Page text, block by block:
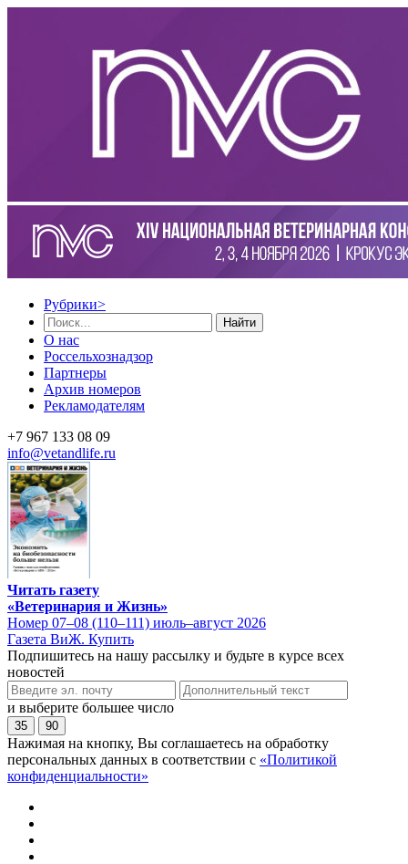
Рубрики>
Найти
О нас
Россельхознадзор
Партнеры
Архив номеров
Рекламодателям
+7 967 133 08 09
info@vetandlife.ru
Читать газету
«Ветеринария и Жизнь»
Номер 07–08 (110–111) июль–август 2026
Газета ВиЖ. Купить
Подпишитесь на нашу рассылку и будьте в курсе всех
новостей
и выберите большее число
35 90
Нажимая на кнопку, Вы соглашаетесь на обработку
персональных данных в соответствии с «Политикой
конфиденциальности»